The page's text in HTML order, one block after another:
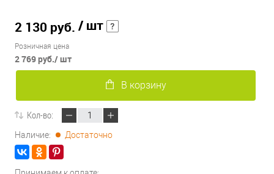
2 130 руб. / шт
Розничная цена
2 769 руб./ шт
В корзину
Кол-во:
Наличие: Достаточно